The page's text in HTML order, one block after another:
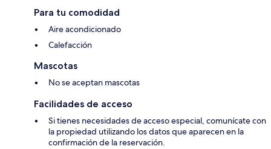
Para tu comodidad
Aire acondicionado
Calefacción
Mascotas
No se aceptan mascotas
Facilidades de acceso
Si tienes necesidades de acceso especial, comunícate con
la propiedad utilizando los datos que aparecen en la
confirmación de la reservación.